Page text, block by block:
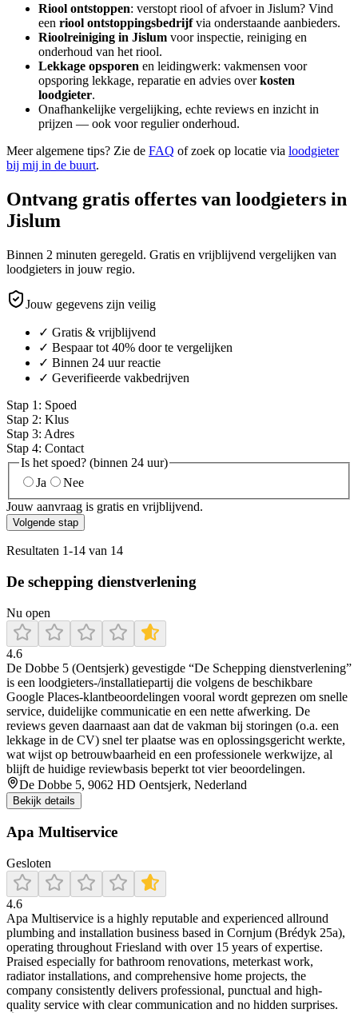
Riool ontstoppen: verstopt riool of afvoer in Jislum? Vind
een riool ontstoppingsbedrijfvia onderstaande aanbieders.
Rioolreiniging in Jislum voor inspectie, reiniging en
onderhoud van het riool.
Lekkage opsporen en leidingwerk: vakmensen voor
opsporing lekkage, reparatie en advies overkosten
loodgieter.
Onafhankelijke vergelijking, echte reviews en inzicht in
prijzen — ook voor regulier onderhoud.
Meer algemene tips? Zie de FAQ of zoek op locatie via loodgieter
bij mij in de buurt.
Ontvang gratis offertes van loodgieters in
Jislum
Binnen 2 minuten geregeld. Gratis en vrijblijvend vergelijken van
loodgieters in jouw regio.
Jouw gegevens zijn veilig
✓ Gratis & vrijblijvend
✓ Bespaar tot 40% door te vergelijken
✓ Binnen 24 uur reactie
✓ Geverifieerde vakbedrijven
Stap 1 : Spoed
Stap 2: Klus
Stap 3: Adres
Stap 4: Contact
Is het spoed? (binnen 24 uur)
Ja
Nee
Jouw aanvraag is gratis en vrijblijvend.
Volgende stap
Resultaten 1-14 van 14
De schepping dienstverlening
Nu open
4.6
De Dobbe 5 (Oentsjerk) gevestigde “De Schepping dienstverlening”
is een loodgieters-/installatiepartij die volgens de beschikbare
Google Places-klantbeoordelingen vooral wordt geprezen om snelle
service, duidelijke communicatie en een nette afwerking. De
reviews geven daarnaast aan dat de vakman bij storingen (o.a. een
lekkage in de CV) snel ter plaatse was en oplossingsgericht werkte,
wat wijst op betrouwbaarheid en een professionele werkwijze, al
blijft de huidige reviewbasis beperkt tot vier beoordelingen.
De Dobbe 5, 9062 HD Oentsjerk, Nederland
Bekijk details
Apa Multiservice
Gesloten
4.6
Apa Multiservice is a highly reputable and experienced allround
plumbing and installation business based in Cornjum (Brédyk 25a),
operating throughout Friesland with over 15 years of expertise.
Praised especially for bathroom renovations, meterkast work,
radiator installations, and comprehensive home projects, the
company consistently delivers professional, punctual and high-
quality service with clear communication and no hidden surprises.